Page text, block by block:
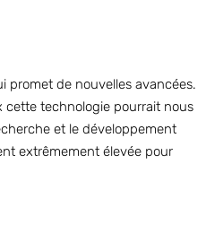
promet de nouvelles avancées.
cette technologie pourrait nous
et le développement
extrêmement élevée pour